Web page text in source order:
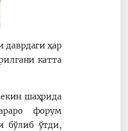
даврдаги ҳар
катта
шаҳрида
форум
бўлиб ўтди,